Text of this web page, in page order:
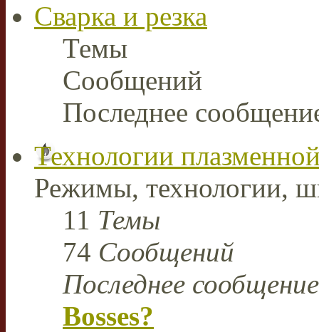
Сварка и резка
Темы
Сообщений
Последнее
Технологии
Режимы, технологии,
11 Темы
74 Сообщений
Последнее сообщение
Bosses?